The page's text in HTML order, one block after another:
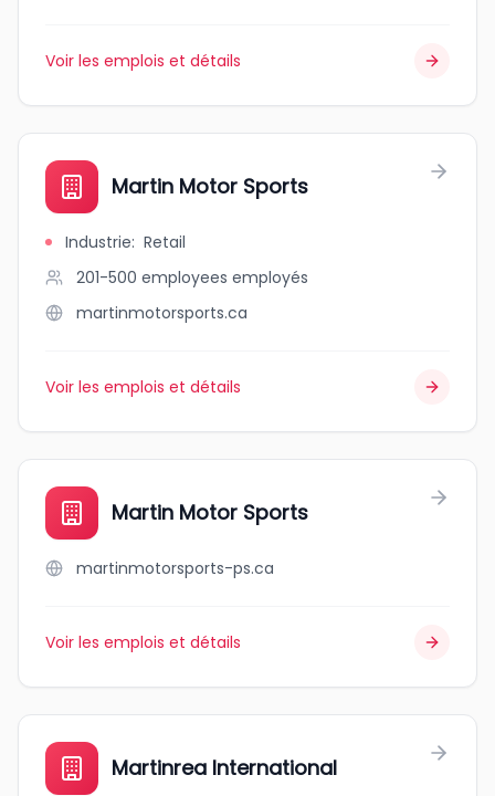
Voir les emplois et détails
Martin Motor Sports
Industrie: Retail
201-500 employees employés
martinmotorsports.ca
Voir les emplois et détails
Martin Motor Sports
martinmotorsports-ps.ca
Voir les emplois et détails
Martinrea International